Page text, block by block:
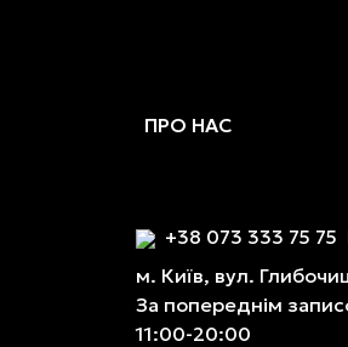
ПРО НАС
+38 073 333 75 75
м. Київ, вул.
За попереднім
11:00-20:00